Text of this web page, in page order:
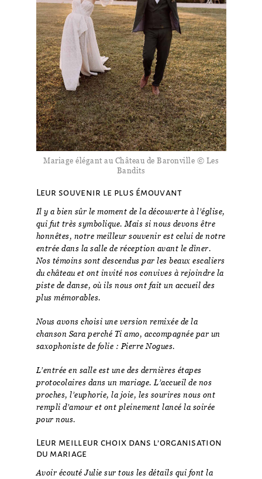
Mariage élégant au Château de Baronville © Les
Bandits
Leur souvenir le plus émouvant
Il y a bien sûr le moment de la découverte à l’église,
qui fut très symbolique. Mais si nous devons être
honnêtes, notre meilleur souvenir est celui de notre
entrée dans la salle de réception avant le dîner.
Nos témoins sont descendus par les beaux escaliers
du château et ont invité nos convives à rejoindre la
piste de danse, où ils nous ont fait un accueil des
plus mémorables.
Nous avons choisi une version remixée de la
chanson Sara perché Ti amo, accompagnée par un
saxophoniste de folie : Pierre Nogues.
L’entrée en salle est une des dernières étapes
protocolaires dans un mariage. L’accueil de nos
proches, l’euphorie, la joie, les sourires nous ont
rempli d’amour et ont pleinement lancé la soirée
pour nous.
Leur meilleur choix dans l’organisation
du mariage
Avoir écouté Julie sur tous les détails qui font la